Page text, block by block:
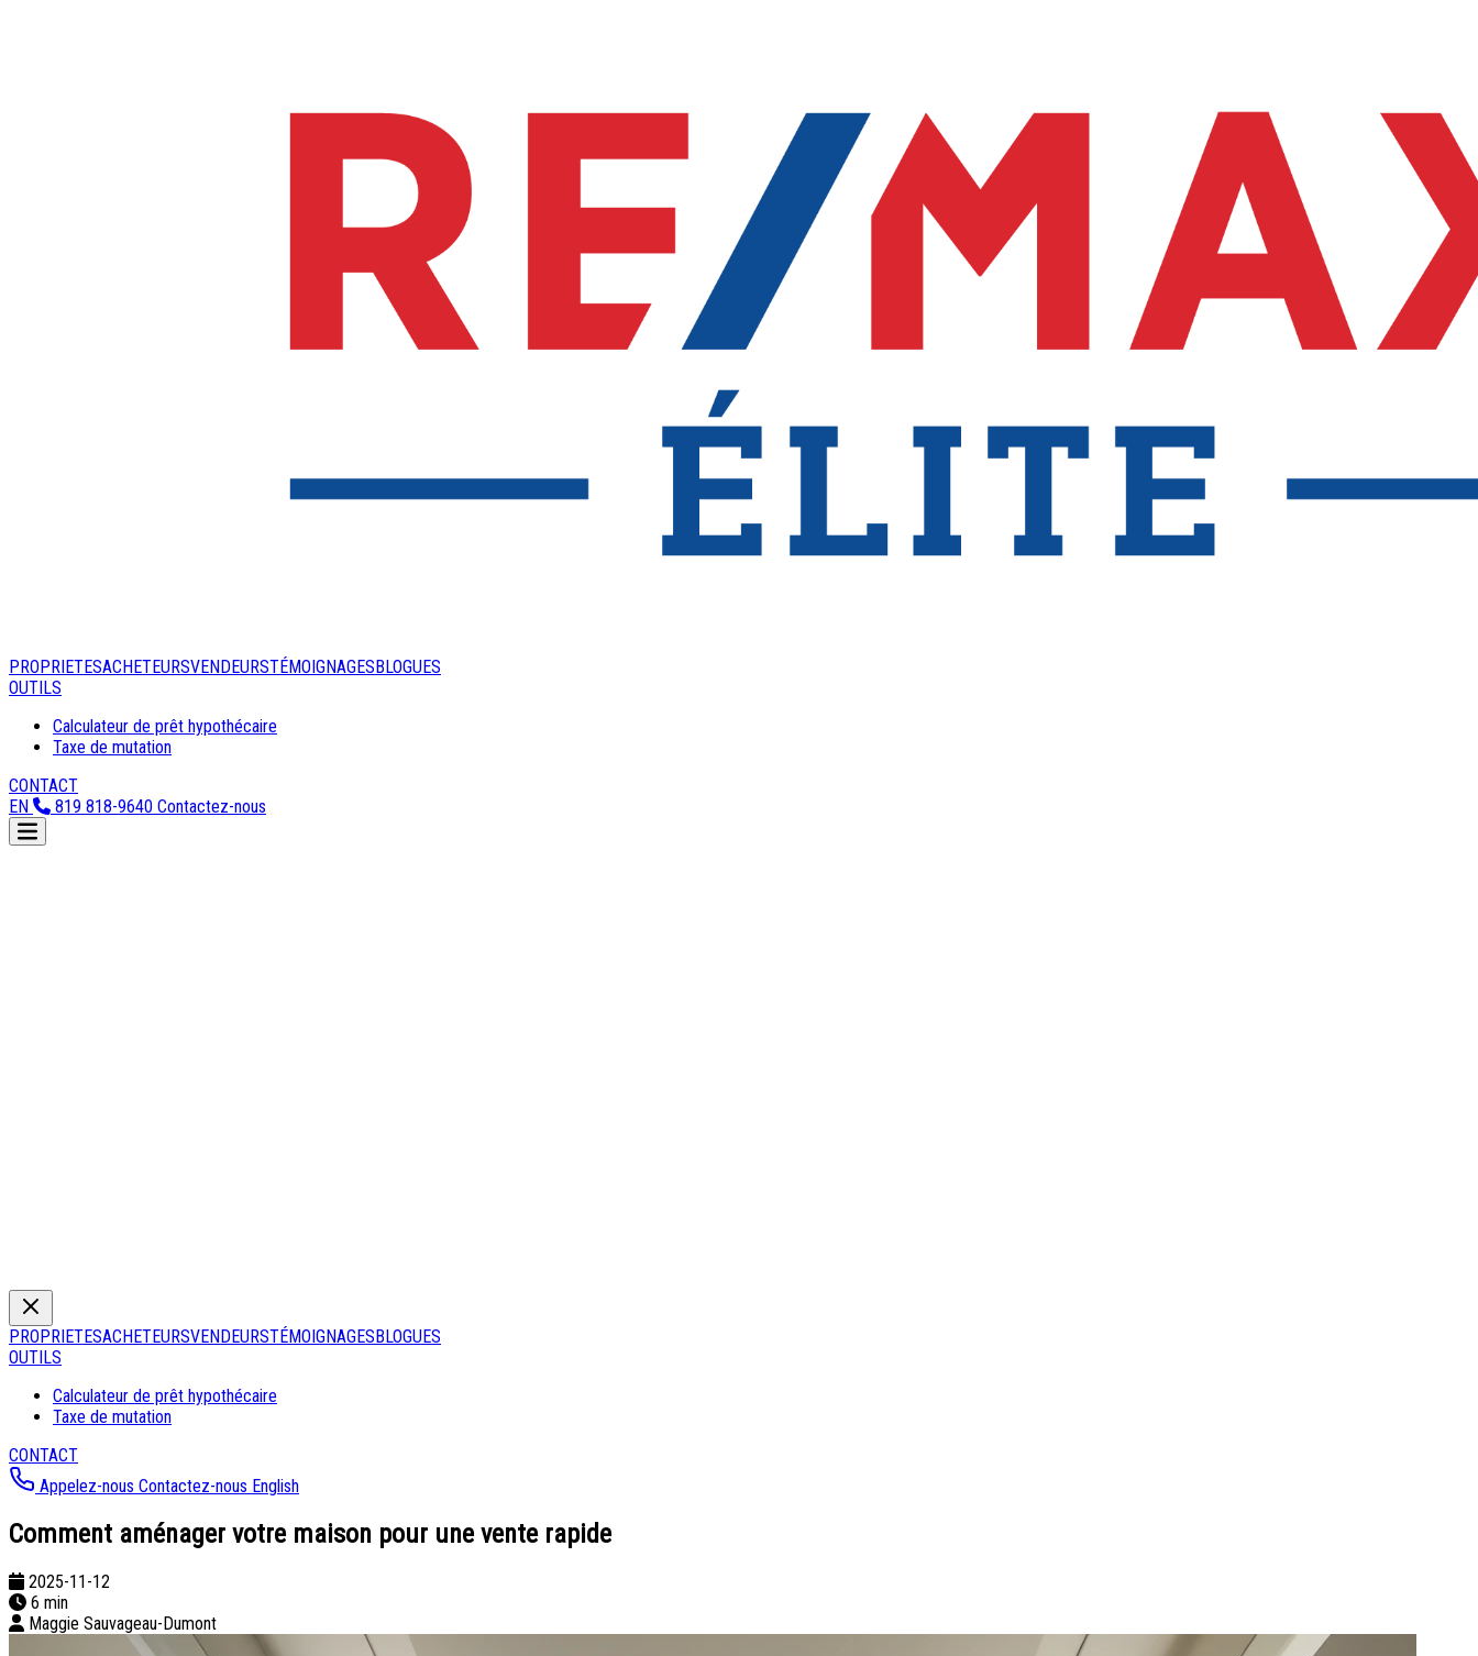
PROPRIETESACHETEURSVENDEURSTÉMOIGNAGESBLOGUES
OUTILS
Calculateur de prêt hypothécaire
Taxe de mutation
CONTACT
EN
819 818-9640 Contactez-nous
PROPRIETESACHETEURSVENDEURSTÉMOIGNAGESBLOGUES
OUTILS
Calculateur de prêt hypothécaire
Taxe de mutation
CONTACT
Appelez-nous Contactez-nous English
Comment aménager votre maison pour une vente rapide
2025-11-12
6 min
Maggie Sauvageau-Dumont